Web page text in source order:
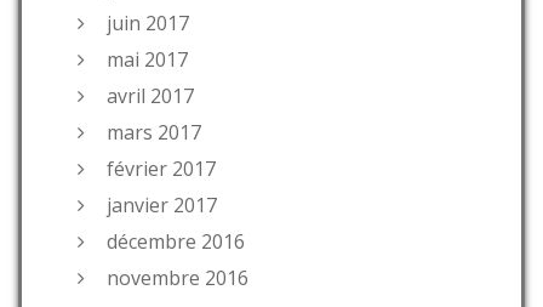
juin 2017
mai 2017
avril 2017
mars 2017
février 2017
janvier 2017
décembre 2016
novembre 2016